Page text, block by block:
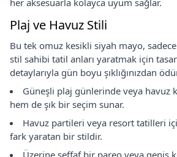
Plaj ve Havuz Stili
Bu tek omuz kesikli siyah mayo,
stil sahibi tatil anları yaratmak için
detaylarıyla gün boyu şıklığınızdan
Güneşli plaj günlerinde veya havuz
hem de şık bir seçim sunar.
Havuz partileri veya resort tatilleri
fark yaratan bir stildir.
Üzerine şeffaf bir pareo veya geniş